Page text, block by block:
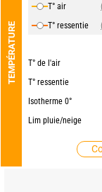
TEMPÉRATURE
T° air
T° ressentie
T° de l'air
T° ressentie
Isotherme 0°
Lim pluie/neige